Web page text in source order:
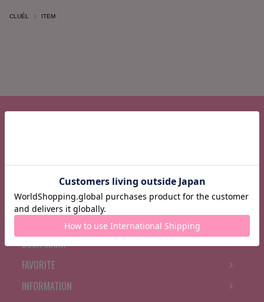
CLUÉL ITEM
BRAND NEWS
BOOK MARK
FAVORITE
INFORMATION